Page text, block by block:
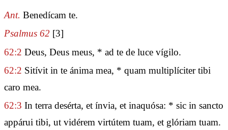
Ant. Benedícam te.
Psalmus 62 [3]
62:2 Deus, Deus meus, * ad te de luce vígilo.
62:2 Sitívit in te ánima mea, * quam multiplíciter tibi
caro mea.
62:3 In terra desérta, et ínvia, et inaquósa: * sic in sancto
appárui tibi, ut vidérem virtútem tuam, et glóriam tuam.